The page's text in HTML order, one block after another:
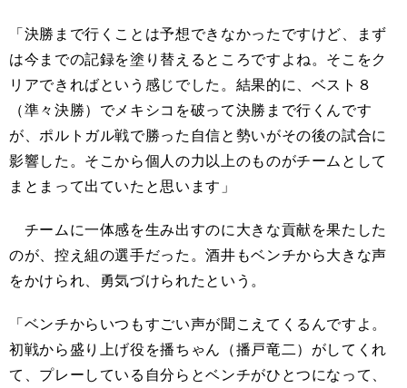
「決勝まで行くことは予想できなかったですけど、まず
は今までの記録を塗り替えるところですよね。そこをク
リアできればという感じでした。結果的に、ベスト８
（準々決勝）でメキシコを破って決勝まで行くんです
が、ポルトガル戦で勝った自信と勢いがその後の試合に
影響した。そこから個人の力以上のものがチームとして
まとまって出ていたと思います」
チームに一体感を生み出すのに大きな貢献を果たした
のが、控え組の選手だった。酒井もベンチから大きな声
をかけられ、勇気づけられたという。
「ベンチからいつもすごい声が聞こえてくるんですよ。
初戦から盛り上げ役を播ちゃん（播戸竜二）がしてくれ
て、プレーしている自分らとベンチがひとつになって、